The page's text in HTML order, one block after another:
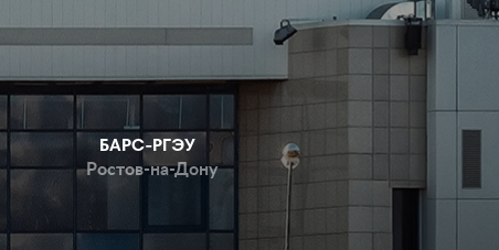
БАРС-РГЭУ
Ростов-на-Дону